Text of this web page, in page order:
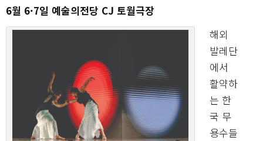
6월 6·7일 예술의전당 CJ 토월극장
해외
발레단
에서
활약하
는 한
국 무
용수들